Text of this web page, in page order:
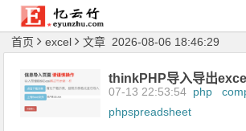
首页 excel 文章 2026-08-06 18:46:29
thinkPHP导入导出excel
07-13 22:53:54 php
phpspreadsheet